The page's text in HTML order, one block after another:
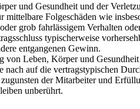
und Gesundheit und der
Folgeschäden wie
grob fahrlässigem Verhalten
typischerweise
entgangenen Gewinn.
Leben, Körper und
auf die vertragstypischen
der Mitarbeiter und
unberührt.